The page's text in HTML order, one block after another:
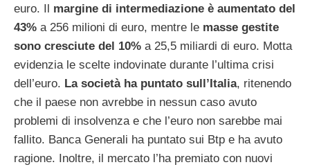
euro. Il margine di intermediazione è aumentato del
43% a 256 milioni di euro, mentre le masse gestite
sono cresciute del 10% a 25,5 miliardi di euro. Motta
evidenzia le scelte indovinate durante l’ultima crisi
dell’euro. La società ha puntato sull’Italia, ritenendo
che il paese non avrebbe in nessun caso avuto
problemi di insolvenza e che l’euro non sarebbe mai
fallito. Banca Generali ha puntato sui Btp e ha avuto
ragione. Inoltre, il mercato l’ha premiato con nuovi